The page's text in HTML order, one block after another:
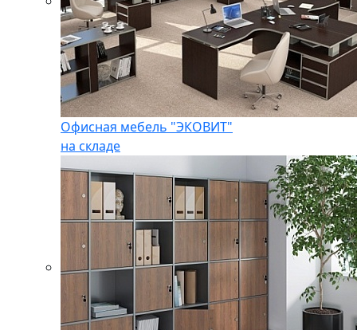
Офисная мебель "ЭКОВИТ"
на складе